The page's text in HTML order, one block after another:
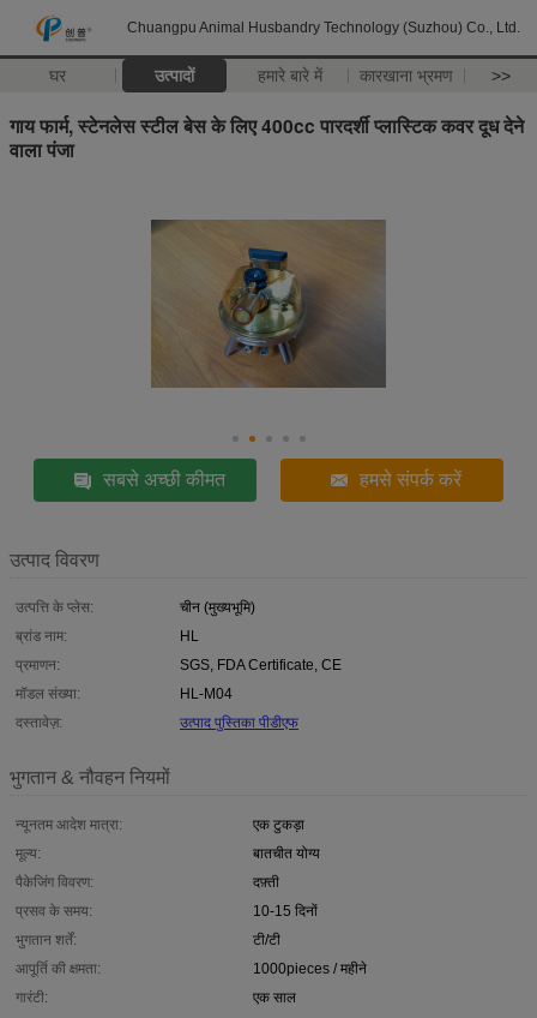
Chuangpu Animal Husbandry Technology (Suzhou) Co., Ltd.
घर उत्पादों हमारे बारे में कारखाना भ्रमण >>
गाय फार्म, स्टेनलेस स्टील बेस के लिए 400cc पारदर्शी प्लास्टिक कवर दूध देने
वाला पंजा
सबसे अच्छी कीमत हमसे संपर्क करें
उत्पाद विवरण
उत्पत्ति के प्लेस:
चीन (मुख्यभूमि)
ब्रांड नाम:
HL
प्रमाणन:
SGS, FDA Certificate, CE
मॉडल संख्या:
HL-M04
दस्तावेज़:
उत्पाद पुस्तिका पीडीएफ
भुगतान & नौवहन नियमों
न्यूनतम आदेश मात्रा:
एक टुकड़ा
मूल्य:
बातचीत योग्य
पैकेजिंग विवरण:
दफ़्ती
प्रसव के समय:
10-15 दिनों
भुगतान शर्तें:
टी/टी
आपूर्ति की क्षमता:
1000pieces / महीने
गारंटी:
एक साल